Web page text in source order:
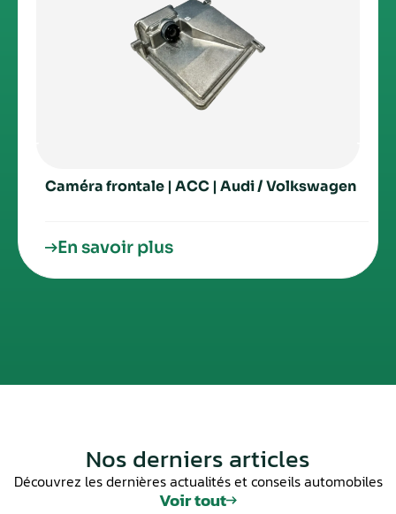
Caméra frontale | ACC | Audi / Volkswagen
En savoir plus
Nos derniers articles
Découvrez les dernières actualités et conseils automobiles
Voir tout